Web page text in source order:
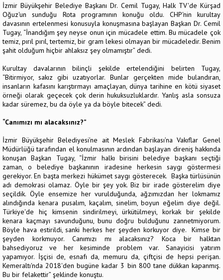
İzmir Büyükşehir Belediye Başkanı Dr. Cemil Tugay, Halk TV'de Kürşad
Oğuz'un sunduğu Rota programının konuğu oldu. CHP'nin kurultay
davasının ertelenmesi konusuyla konuşmasına başlayan Başkan Dr. Cemil
Tugay, “İnandığım şey neyse onun için mücadele ettim. Bu mücadele çok
temiz, pırıl pırıl, tertemiz, bir gram lekesi olmayan bir mücadeledir. Benim
şahit olduğum hiçbir ahlaksız şey olmamıştır” dedi.
Kurultay davalarının bilinçli şekilde ertelendiğini belirten Tugay,
“Bitirmiyor, sakız gibi uzatıyorlar. Bunlar gerçekten mide bulandıran,
insanların kafasını karıştırmayı amaçlayan, dünya tarihine en kötü siyaset
örneği olarak geçecek çok derin hukuksuzluklardır. Yanlış asla sonsuza
kadar süremez, bu da öyle ya da böyle bitecek” dedi.
“Canımızı mı alacaksınız?”
İzmir Büyükşehir Belediyesi’ne ait Meslek Fabrikası’na Vakıflar Genel
Müdürlüğü tarafından el konulmasının ardından başlayan direniş hakkında
konuşan Başkan Tugay, “İzmir halkı birisini belediye başkanı seçtiği
zaman, o belediye başkanının iradesine herkesin saygı göstermesi
gerekiyor. En başta merkezi hükümet saygı gösterecek. Başka türlüsünün
adı demokrasi olamaz. Öyle bir şey yok. Biz bir irade gösterelim diye
seçildik. Öyle ensemize her vurulduğunda, ağzımızdan her lokmamız
alındığında kenara pusalım, kaçalım, sinelim, boyun eğelim diye değil.
Türkiye'de hiç kimsenin sindirilmeyi, ürkütülmeyi, korkak bir şekilde
kenara kaçmayı savunduğunu, bunu doğru bulduğunu zannetmiyorum.
Böyle hava estirildi, sanki herkes her şeyden korkuyor diye. Kimse bir
şeyden korkmuyor. Canımızı mı alacaksınız? Koca bir halktan
bahsediyoruz ve her kesiminde problem var. Sanayicisi yatırım
yapamıyor. İşçisi de, esnafı da, memuru da, çiftçisi de hepsi perişan.
Kemeraltı'nda 2018'den bugüne kadar 3 bin 800 tane dükkan kapanmış.
Bu bir felakettir” şeklinde konuştu.